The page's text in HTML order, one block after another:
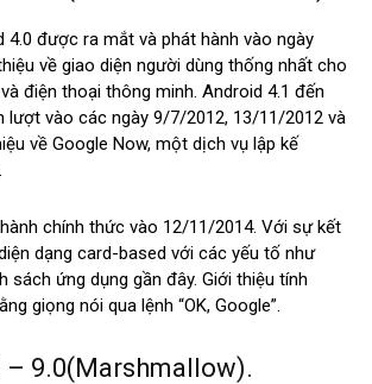
4.0 được ra mắt và phát hành vào ngày
về giao diện người dùng thống nhất cho
điện thoại thông minh. Android 4.1 đến
lượt vào các ngày 9/7/2012, 13/11/2012 và
về Google Now, một dịch vụ lập kế
chính thức vào 12/11/2014. Với sự kết
dạng card-based với các yếu tố như
sách ứng dụng gần đây. Giới thiệu tính
giọng nói qua lệnh “OK, Google”.
– 9.0(Marshmallow).